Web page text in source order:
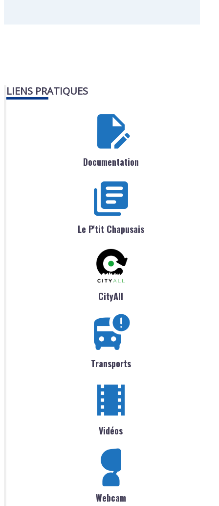
LIENS PRATIQUES
Documentation
Le P'tit Chapusais
CityAll
Transports
Vidéos
Webcam